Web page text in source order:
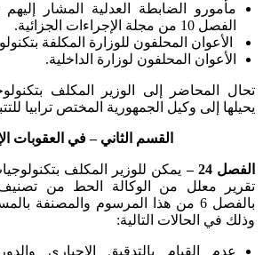
الفصل 10 من مجلة الإجراءات الجزائية.
الأعوان المحلفون للوزارة المكلفة
الأعوان المحلفون لوزارة الداخلية.
تحال المحاضر إلى الوزير المكلف
يحيلها إلى وكيل الجمهورية المختص ترابيا
القسم الثاني – في العقوبات
الفصل 24 –
يمكن للوزير المكلف
تقرير معلل من الوكالة الحط من تصنيف
بالفصل 6 من هذا المرسوم والمصنفة
وذلك في الحالات التالية:
عدم القيام بالتدقيق الإجباري